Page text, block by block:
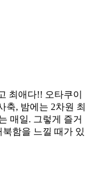
최애다!! 오타쿠이
축, 밤에는 2차원 최
매일. 그렇게 즐거
함을 느낄 때가 있